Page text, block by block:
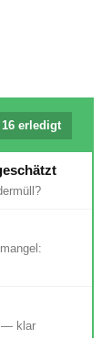
erledigt
— klar